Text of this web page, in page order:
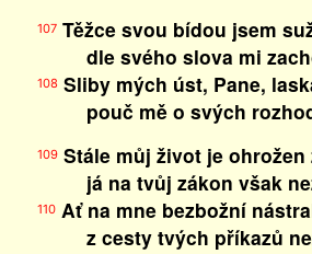
107Těžce svou bídou jsem
dle svého slova mi
108 Sliby mých úst, Pane,
pouč mě o svých
109Stále můj život je ohrožen
já na tvůj zákon však
110Ať na mne bezbožní
z cesty tvých příkazů